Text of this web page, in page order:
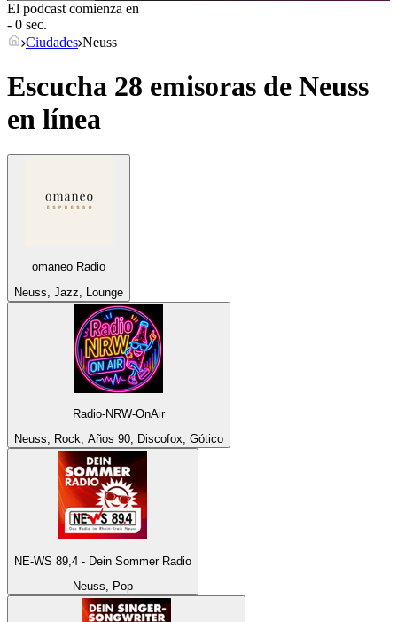
El podcast comienza en
- 0 sec.
Ciudades Neuss
Escucha 28 emisoras de Neuss
en línea
omaneo Radio
Neuss, Jazz, Lounge
Radio-NRW-OnAir
Neuss, Rock, Años 90, Discofox, Gótico
NE-WS 89,4 - Dein Sommer Radio
Neuss, Pop